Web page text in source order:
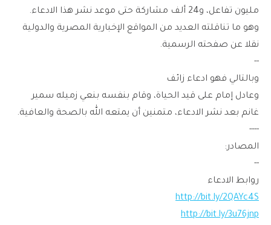
مليون تفاعل، و24 ألف مشاركة حتى موعد نشر هذا الادعاء.
وهو ما تناقلته العديد من المواقع الإخبارية المصرية والدولية
نقلا عن صفحته الرسمية.
--
وبالتالي فهو ادعاء زائف
وعادل إمام على قيد الحياة، وقام بنفسه بنعي زميله سمير
غانم بعد نشر الادعاء، متمنين أن يمتعه الله بالصحة والعافية.
----
المصادر:
--
روابط الادعاء
http://bit.ly/2QAYc4S
http://bit.ly/3u76jnp